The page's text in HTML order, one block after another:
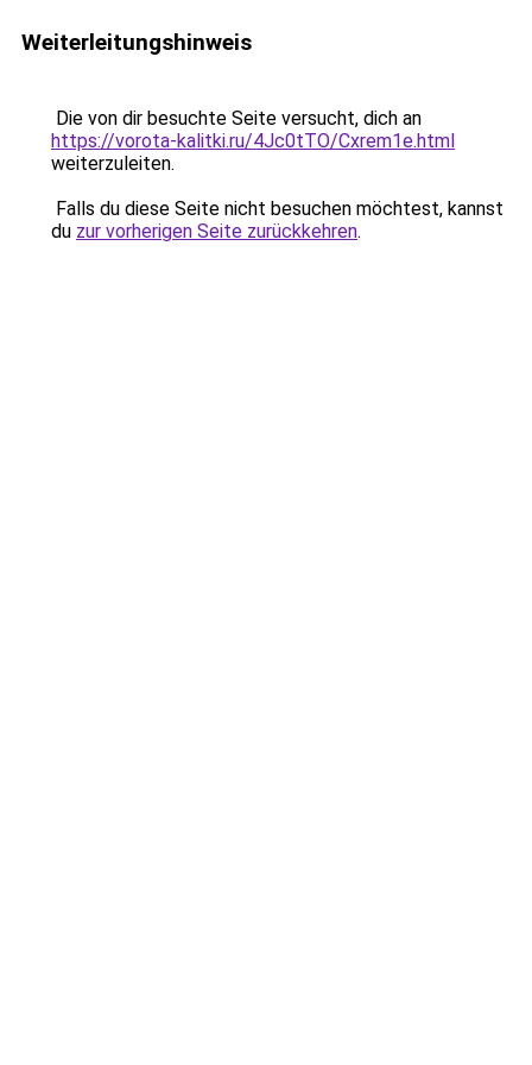
Weiterleitungshinweis
Die von dir besuchte Seite versucht, dich an
https://vorota-kalitki.ru/4Jc0tTO/Cxrem1e.html
weiterzuleiten.
Falls du diese Seite nicht besuchen möchtest, kannst
du zur vorherigen Seite zurückkehren.